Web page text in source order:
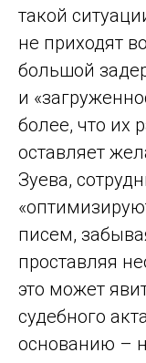
такой
не приходят
большой
и
более, что их
оставляет
Зуева,
писем,
проставляя
это может
судебного
основанию –